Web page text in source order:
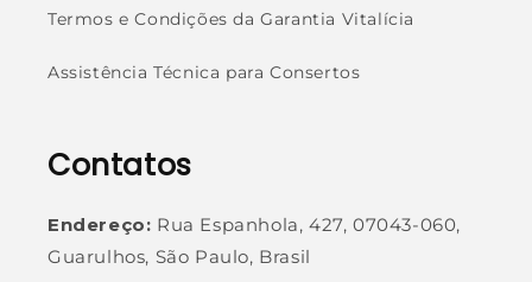
Termos e Condições da Garantia Vitalícia
Assistência Técnica para Consertos
Contatos
Endereço: Rua Espanhola, 427, 07043-060,
Guarulhos, São Paulo, Brasil